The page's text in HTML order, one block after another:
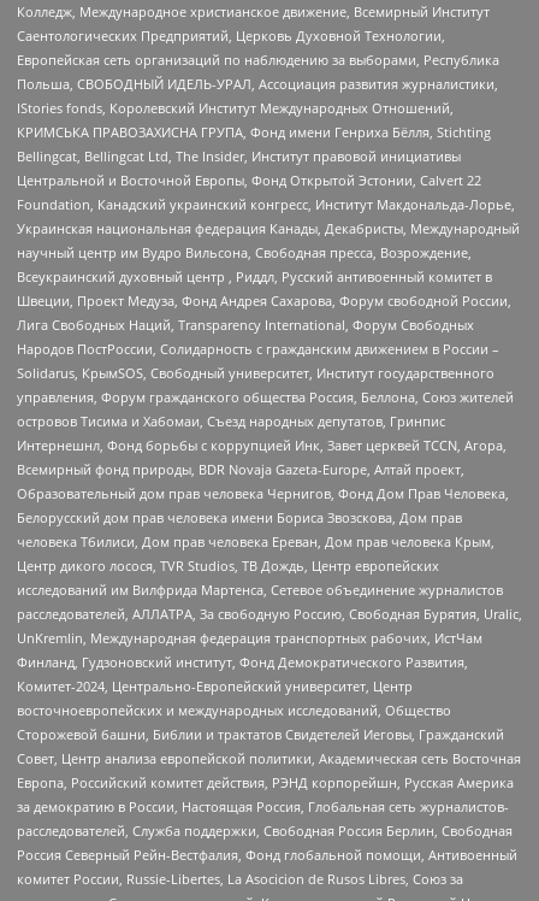
Колледж, Международное христианское движение, Всемирный Институт
Саентологических Предприятий, Церковь Духовной Технологии,
Европейская сеть организаций по наблюдению за выборами, Республика
Польша, СВОБОДНЫЙ ИДЕЛЬ-УРАЛ, Ассоциация развития журналистики,
IStories fonds, Королевский Институт Международных Отношений,
КРИМСЬКА ПРАВОЗАХИСНА ГРУПА, Фонд имени Генриха Бёлля, Stichting
Bellingcat, Bellingcat Ltd, The Insider, Институт правовой инициативы
Центральной и Восточной Европы, Фонд Открытой Эстонии, Calvert 22
Foundation, Канадский украинский конгресс, Институт Макдональда-Лорье,
Украинская национальная федерация Канады, Декабристы, Международный
научный центр им Вудро Вильсона, Свободная пресса, Возрождение,
Всеукраинский духовный центр , Риддл, Русский антивоенный комитет в
Швеции, Проект Медуза, Фонд Андрея Сахарова, Форум свободной России,
Лига Свободных Наций, Transparеncy International, Форум Свободных
Народов ПостРоссии, Солидарность с гражданским движением в России –
Solidarus, КрымSOS, Свободный университет, Институт государственного
управления, Форум гражданского общества Россия, Беллона, Союз жителей
островов Тисима и Хабомаи, Съезд народных депутатов, Гринпис
Интернешнл, Фонд борьбы с коррупцией Инк, Завет церквей TCCN, Агора,
Всемирный фонд природы, BDR Novaja Gazeta-Europe, Алтай проект,
Образовательный дом прав человека Чернигов, Фонд Дом Прав Человека,
Белорусский дом прав человека имени Бориса Звозскова, Дом прав
человека Тбилиси, Дом прав человека Ереван, Дом прав человека Крым,
Центр дикого лосося, TVR Studios, ТВ Дождь, Центр европейских
исследований им Вилфрида Мартенса, Сетевое объединение журналистов
расследователей, АЛЛАТРА, За свободную Россию, Свободная Бурятия, Uralic,
UnKremlin, Международная федерация транспортных рабочих, ИстЧам
Финланд, Гудзоновский институт, Фонд Демократического Развития,
Комитет-2024, Центрально-Европейский университет, Центр
восточноевропейских и международных исследований, Общество
Сторожевой башни, Библии и трактатов Свидетелей Иеговы, Гражданский
Совет, Центр анализа европейской политики, Академическая сеть Восточная
Европа, Российский комитет действия, РЭНД корпорейшн, Русская Америка
за демократию в России, Настоящая Россия, Глобальная сеть журналистов-
расследователей, Служба поддержки, Свободная Россия Берлин, Свободная
Россия Северный Рейн-Вестфалия, Фонд глобальной помощи, Антивоенный
комитет России, Russie-Libertes, La Asocicion de Rusos Libres, Союз за